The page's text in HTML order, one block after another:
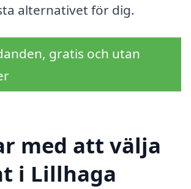
alternativet för dig.
gratis och utan
med att välja
i Lillhaga